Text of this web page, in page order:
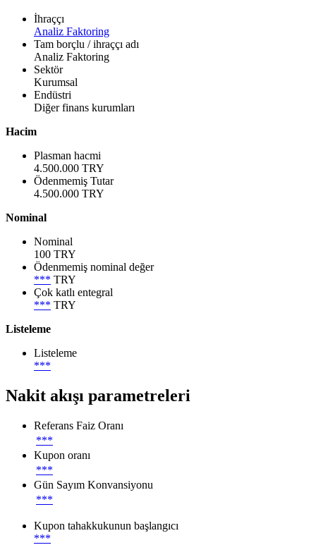
İhraççı
Analiz Faktoring
Tam borçlu / ihraççı adı
Analiz Faktoring
Sektör
Kurumsal
Endüstri
Diğer finans kurumları
Hacim
Plasman hacmi
4.500.000 TRY
Ödenmemiş Tutar
4.500.000 TRY
Nominal
Nominal
100 TRY
Ödenmemiş nominal değer
*** TRY
Çok katlı entegral
*** TRY
Listeleme
Listeleme
***
Nakit akışı parametreleri
Referans Faiz Oranı
***
Kupon oranı
***
Gün Sayım Konvansiyonu
***
Kupon tahakkukunun başlangıcı
***